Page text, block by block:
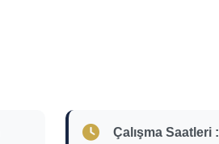
Çalışma Saatleri :